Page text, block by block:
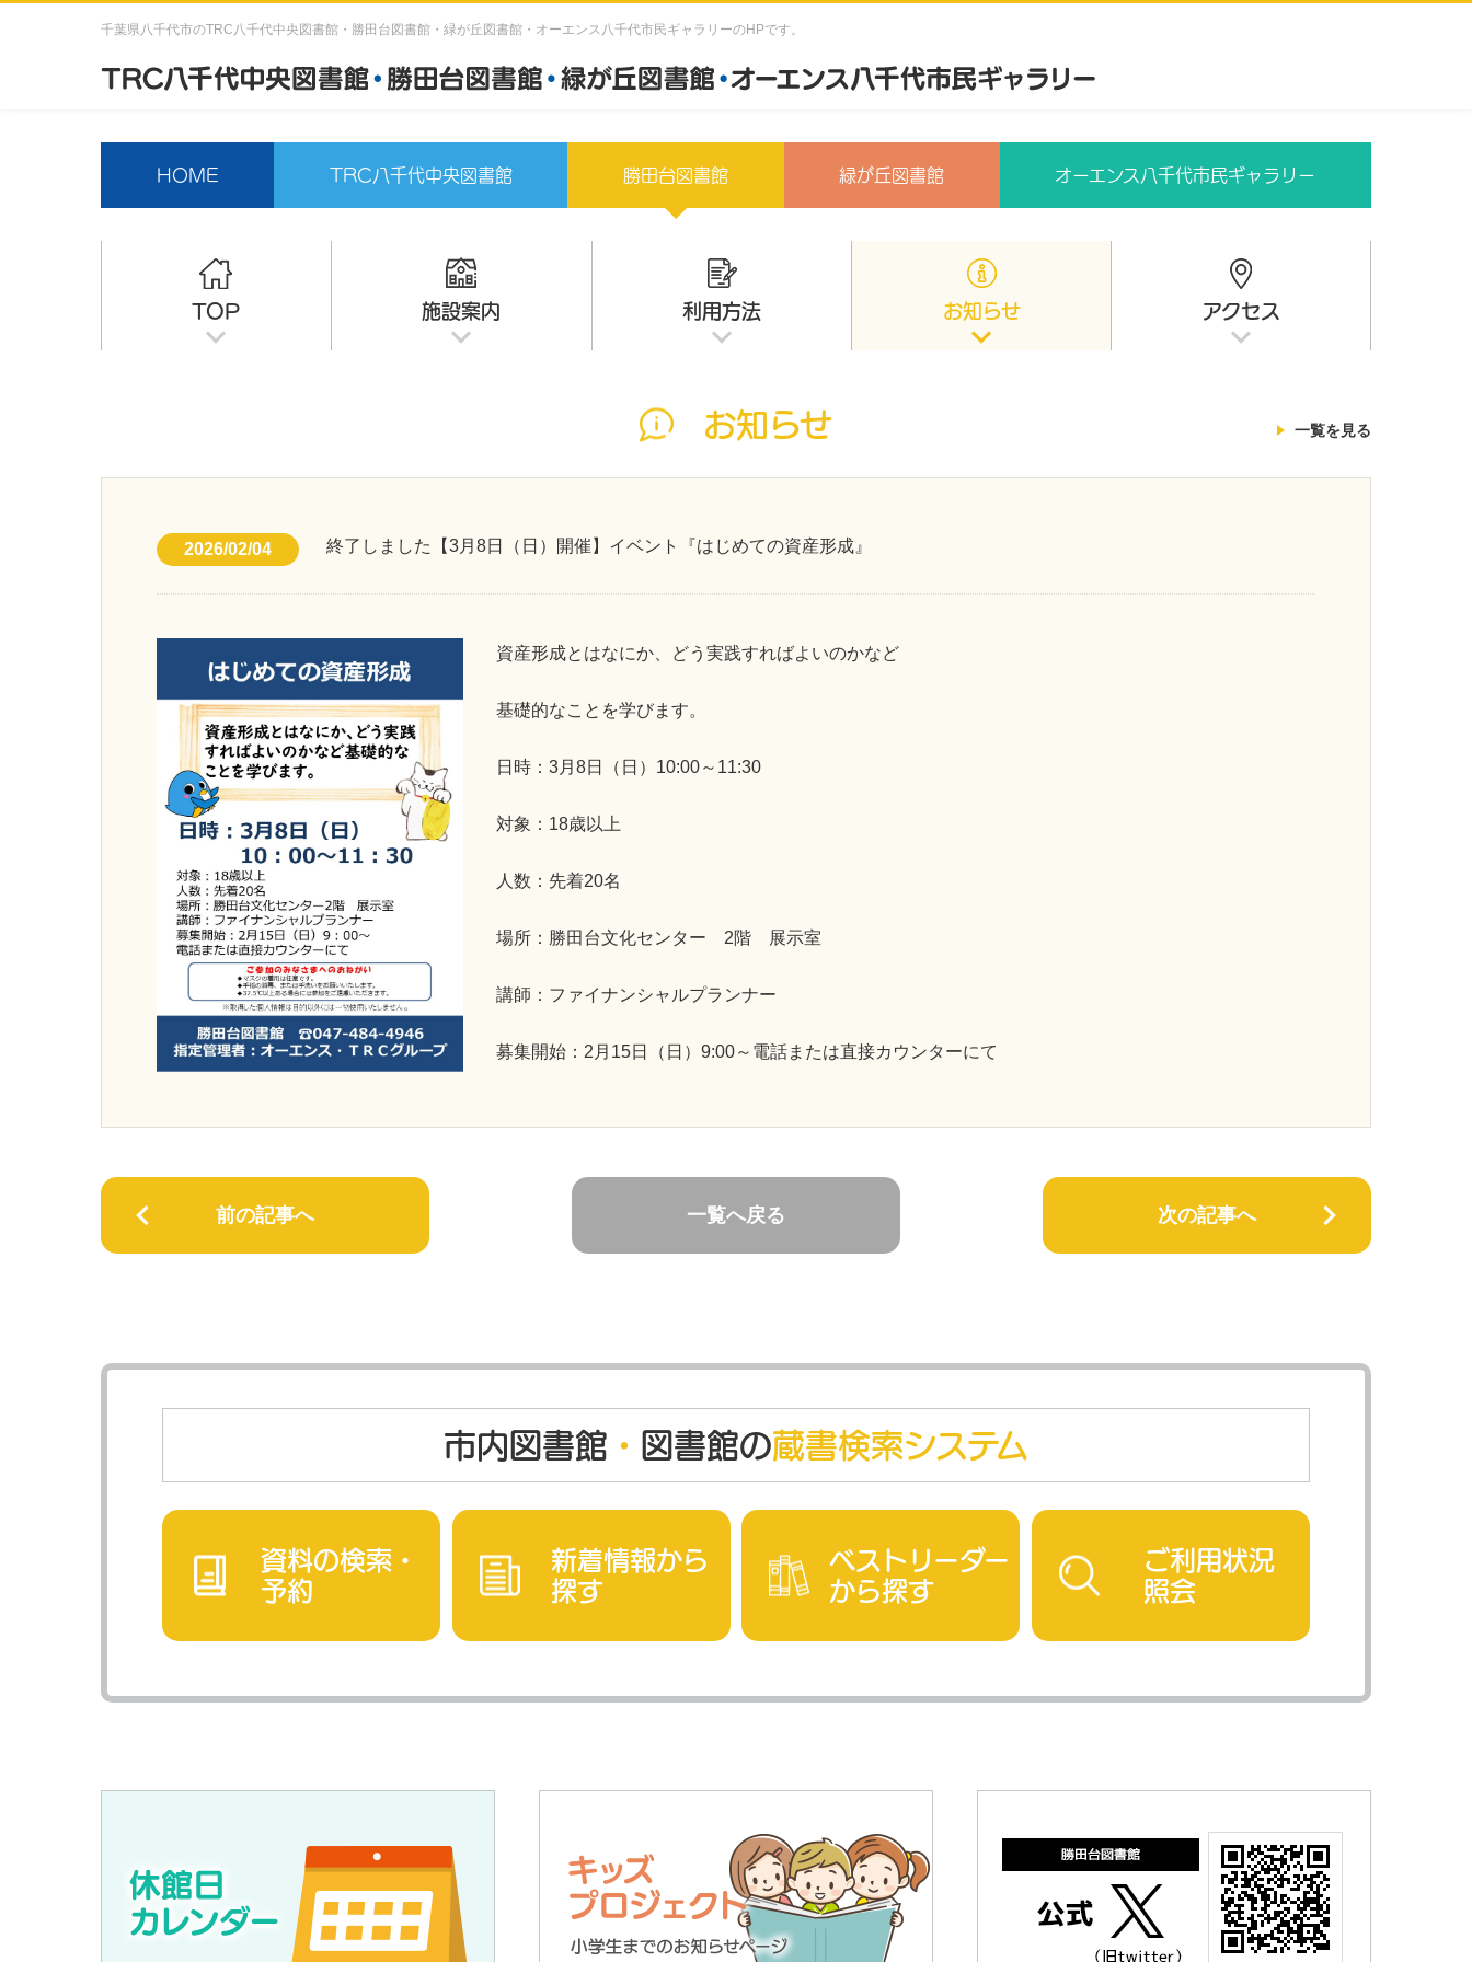
千葉県八千代市のTRC八千代中央図書館・勝田台図書館・緑が丘図書館・オーエンス八千代市民ギャラリーのHPです。
HOME TRC八千代中央図書館 勝田台図書館 緑が丘図書館 オーエンス八千代市民ギャラリー
TOP 施設案内 利用方法 お知らせ アクセス
お知らせ 一覧を見る
2026/02/04 終了しました【3月8日（日）開催】イベント『はじめての資産形成』
資産形成とはなにか、どう実践すればよいのかなど
基礎的なことを学びます。
日時：3月8日（日）10:00～11:30
対象：18歳以上
人数：先着20名
場所：勝田台文化センター 2階 展示室
講師：ファイナンシャルプランナー
募集開始：2月15日（日）9:00～電話または直接カウンターにて
前の記事へ 一覧へ戻る 次の記事へ
市内図書館 ・ 図書館の蔵書検索システム
資料の検索・
予約
新着情報から
探す
ベストリーダー
から探す
ご利用状況
照会